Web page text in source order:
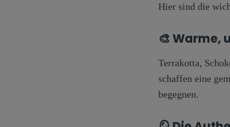
Hier sind die
🎨 Warme,
Terrakotta,
schaffen eine
begegnen.